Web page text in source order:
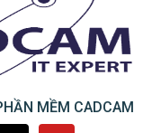
MỀM CADCAM